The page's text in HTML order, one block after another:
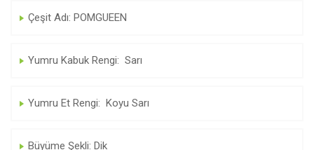
Çeşit Adı: POMGUEEN
Yumru Kabuk Rengi: Sarı
Yumru Et Rengi: Koyu Sarı
Büyüme Şekli: Dik